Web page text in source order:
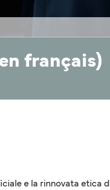
français)
e la rinnovata etica